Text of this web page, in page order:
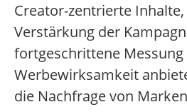
Creator-zentrierte
Verstärkung der
fortgeschrittene Messung
Werbewirksamkeit
die Nachfrage von